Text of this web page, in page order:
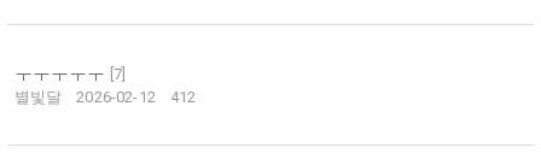
ㅜㅜㅜㅜㅜ 7
별빛달
2026-02-12 412